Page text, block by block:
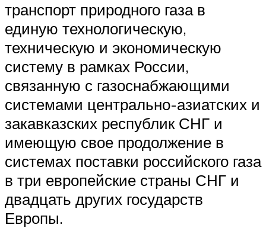
транспорт природного газа в
единую технологическую,
техническую и экономическую
систему в рамках России,
связанную с газоснабжающими
системами центрально-азиатских и
закавказских республик СНГ и
имеющую свое продолжение в
системах поставки российского газа
в три европейские страны СНГ и
двадцать других государств
Европы.